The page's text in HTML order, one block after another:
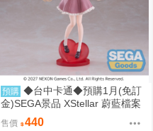
預購 ◆台中卡通◆預購1月(免訂
金)SEGA景品 XStellar 蔚藍檔案
阿慈谷日富美 Happy Valentine
售價 440